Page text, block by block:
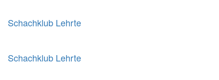
Schachklub Lehrte
Schachklub Lehrte